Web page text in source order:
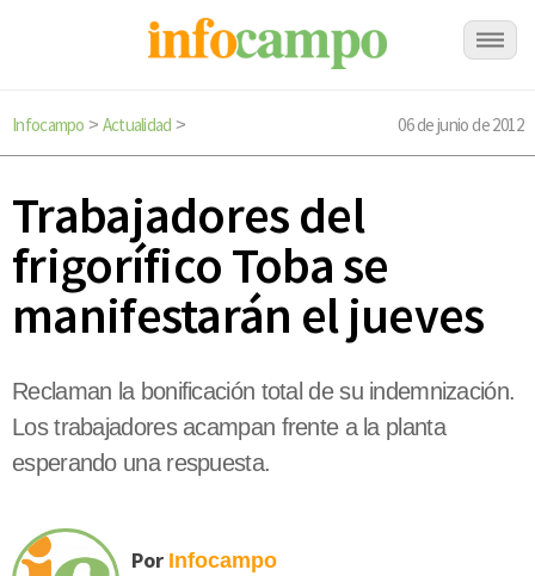
Infocampo > Actualidad > 06 de junio de 2012
Trabajadores del
frigorífico Toba se
manifestarán el jueves
Reclaman la bonificación total de su indemnización.
Los trabajadores acampan frente a la planta
esperando una respuesta.
Por Infocampo